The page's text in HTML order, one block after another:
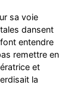
sa voie
dansent
entendre
remettre en
et
la